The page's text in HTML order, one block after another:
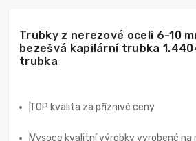
Trubky z nerezové oceli 6-10
bezešvá kapilární trubka
trubka
TOP kvalita za příznivé ceny
Vysoce kvalitní výrobky vyrobené na